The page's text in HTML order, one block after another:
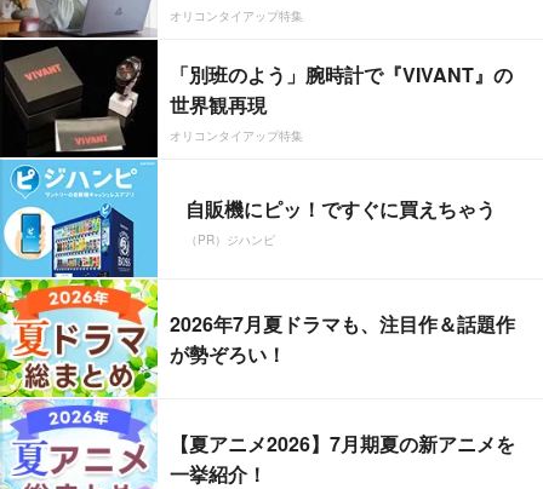
オリコンタイアップ特集
「別班のよう」腕時計で『VIVANT』の
世界観再現
オリコンタイアップ特集
自販機にピッ！ですぐに買えちゃう
（PR）ジハンピ
2026年7月夏ドラマも、注目作＆話題作
が勢ぞろい！
【夏アニメ2026】7月期夏の新アニメを
一挙紹介！